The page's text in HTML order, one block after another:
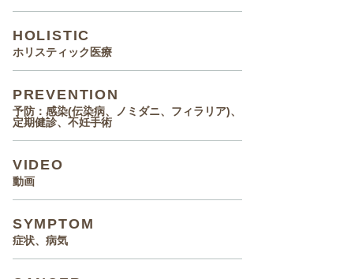
HOLISTIC
ホリスティック医療
PREVENTION
予防：感染(伝染病、ノミダニ、フィラリア)、
定期健診、不妊手術
VIDEO
動画
SYMPTOM
症状、病気